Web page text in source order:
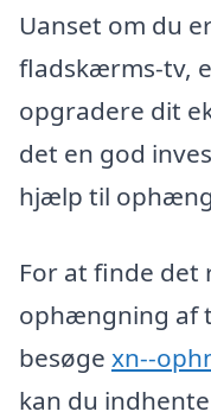
Uanset om du
fladskærms-tv,
opgradere dit
det en god
hjælp til
For at finde
ophængning af
besøge xn--
kan du